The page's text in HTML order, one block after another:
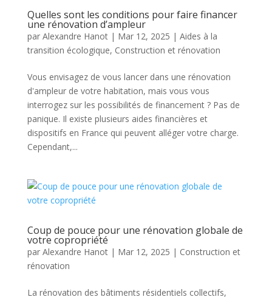
Quelles sont les conditions pour faire financer
une rénovation d’ampleur
par Alexandre Hanot| Mar 12, 2025 | Aides à la
transition écologique, Construction et rénovation
Vous envisagez de vous lancer dans une rénovation
d'ampleur de votre habitation, mais vous vous
interrogez sur les possibilités de financement ? Pas de
panique. Il existe plusieurs aides financières et
dispositifs en France qui peuvent alléger votre charge.
Cependant,...
Coup de pouce pour une rénovation globale de
votre copropriété
par Alexandre Hanot| Mar 12, 2025 | Construction et
rénovation
La rénovation des bâtiments résidentiels collectifs,